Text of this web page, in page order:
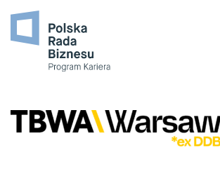
o programie
jak aplikować
absolwenci